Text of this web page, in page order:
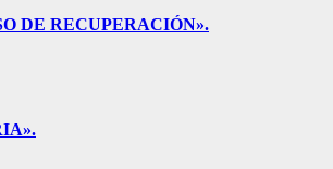
DE RECUPERACIÓN».